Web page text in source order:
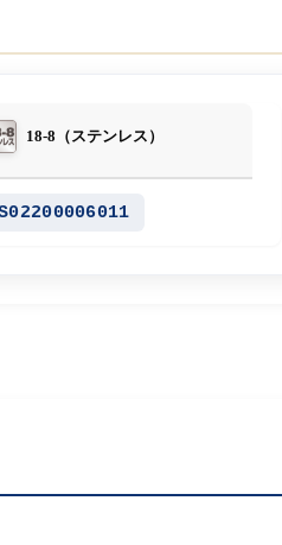
18-8（ステンレス）